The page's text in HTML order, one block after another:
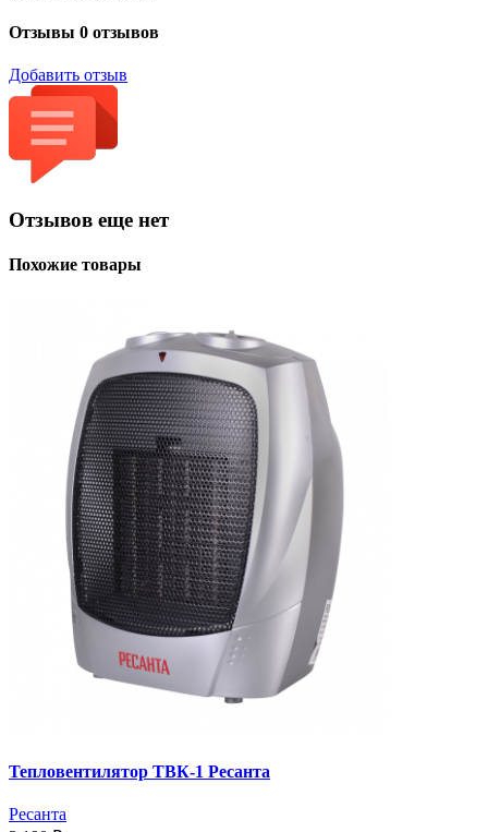
Отзывы 0 отзывов
Добавить отзыв
Отзывов еще нет
Похожие товары
Тепловентилятор ТВК-1 Ресанта
Ресанта